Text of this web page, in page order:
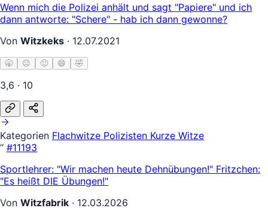
Wenn mich die Polizei anhält und sagt "Papiere" und ich
dann antworte: "Schere" - hab ich dann gewonne?
Von Witzkeks · 12.07.2021
🥱 😐 🙂 😄 🤣
3,6 · 10
Kategorien Flachwitze Polizisten Kurze Witze
“ #11193
Sportlehrer: "Wir machen heute Dehnübungen!" Fritzchen:
"Es heißt DIE Übungen!"
Von Witzfabrik · 12.03.2026